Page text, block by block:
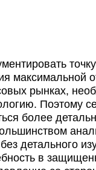
максимальной
рынках,
Поэтому
более
детального
в